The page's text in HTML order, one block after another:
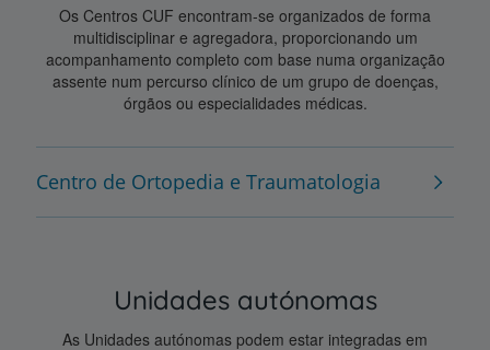
Os Centros CUF encontram-se organizados de forma
multidisciplinar e agregadora, proporcionando um
acompanhamento completo com base numa organização
assente num percurso clínico de um grupo de doenças,
órgãos ou especialidades médicas.
Centro de Ortopedia e Traumatologia
Unidades autónomas
As Unidades autónomas podem estar integradas em